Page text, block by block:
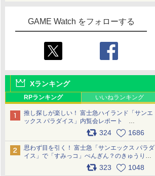
GAME Watch をフォローする
Xランキング
RPランキング いいねランキング
推し探しが楽しい！ 富士急ハイランド「サンエ
ックス パラダイス」内覧会レポート
324 1686
思わず目を引く！ 富士急「サンエックス パラダ
イス」で「すみっコ」ぺんぎん？のきゅうりド
ッグを食べてみた イラストそのままのメニュ
ー化に挑戦。これが意外にもおいしい
323 1048